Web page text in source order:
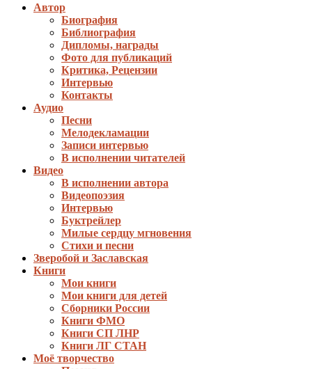
Автор
Биография
Библиография
Дипломы, награды
Фото для публикаций
Критика, Рецензии
Интервью
Контакты
Аудио
Песни
Мелодекламации
Записи интервью
В исполнении читателей
Видео
В исполнении автора
Видеопоэзия
Интервью
Буктрейлер
Милые сердцу мгновения
Стихи и песни
Зверобой и Заславская
Книги
Мои книги
Мои книги для детей
Сборники России
Книги ФМО
Книги СП ЛНР
Книги ЛГ СТАН
Моё творчество